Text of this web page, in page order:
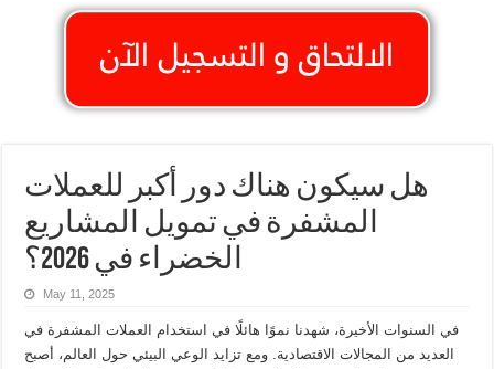
هل سيكون هناك دور أكبر للعملات
المشفرة في تمويل المشاريع
الخضراء في 2026؟
May 11, 2025
في السنوات الأخيرة، شهدنا نموًا هائلًا في استخدام العملات المشفرة في
العديد من المجالات الاقتصادية. ومع تزايد الوعي البيئي حول العالم، أصبح